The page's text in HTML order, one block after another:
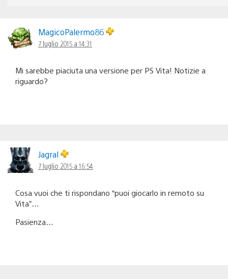
MagicoPalermo86
7 luglio 2015 a 14:31
Mi sarebbe piaciuta una versione per PS Vita! Notizie a
riguardo?
Jagral
7 luglio 2015 a 16:54
Cosa vuoi che ti rispondano “puoi giocarlo in remoto su
Vita”…
Pasienza…